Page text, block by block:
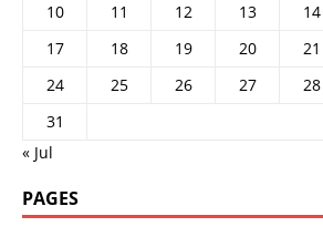
10
11 12 13 14
17
18 19 20 21
24
25 26 27 28
31
« Jul
PAGES